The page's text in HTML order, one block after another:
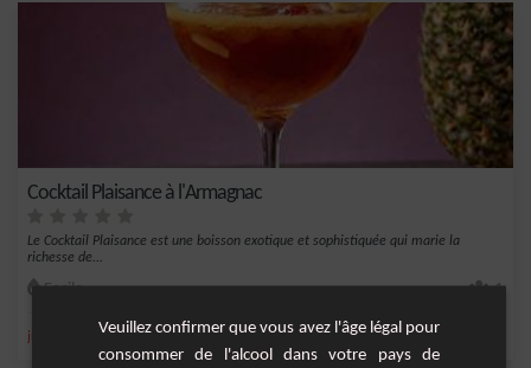
Cocktail Plaisance à l'Armagnac
Le Cocktail Plaisance est une boisson exotique et sophistiquée qui marie la
richesse de...
Facile 1
jus d'ananas ,ananas ,grand marnier, armagnac,Liqueur
Veuillez confirmer que vous avez l'âge légal pour
consommer de l'alcool dans votre pays de